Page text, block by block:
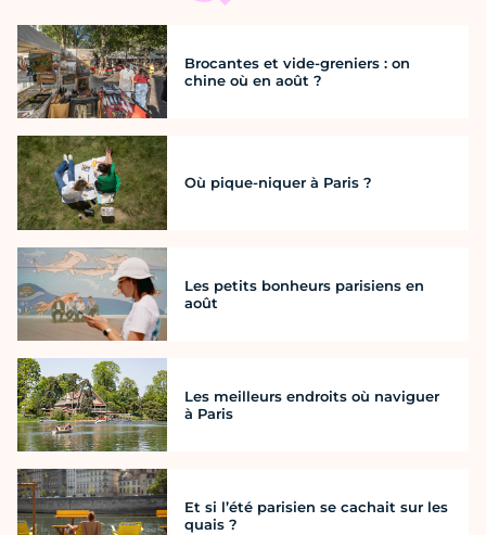
Brocantes et vide-greniers : on
chine où en août ?
Où pique-niquer à Paris ?
Les petits bonheurs parisiens en
août
Les meilleurs endroits où naviguer
à Paris
Et si l’été parisien se cachait sur les
quais ?